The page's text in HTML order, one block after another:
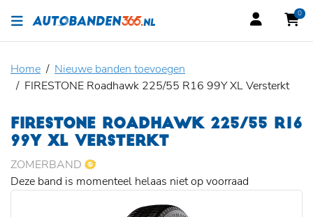
0
Home
Nieuwe banden toevoegen
FIRESTONE Roadhawk 225/55 R16 99Y XL Versterkt
FIRESTONE ROADHAWK 225/55 R16
99Y XL VERSTERKT
ZOMERBAND
Deze band is momenteel helaas niet op voorraad